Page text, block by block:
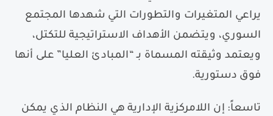
يراعي المتغيرات والتطورات التي شهدها المجتمع
السوري، ويتضمن الأهداف الاستراتيجية للتكتل،
ويعتمد وثيقته المسماة بـ “المبادئ العليا” على أنها
فوق دستورية.
تاسعاً: إن اللامركزية الإدارية هي النظام الذي يمكن